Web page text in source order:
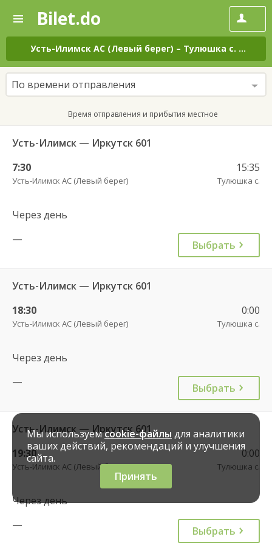
—
Поиск
и
покупка
билетов
на
автобус
онлайн
Bilet.do
Усть-Илимск АС (Левый берег) – Тулюшка с. на
По времени отправления
Время отправления и прибытия местное
Усть-Илимск — Иркутск 601
7:30
Усть-Илимск АС (Левый берег)
15:35
Тулюшка с.
Через день
—
Выбрать
Усть-Илимск — Иркутск 601
18:30
Усть-Илимск АС (Левый берег)
0:00
Тулюшка с.
Через день
—
Выбрать
Усть-Илимск — Иркутск 601
19:30
Усть-Илимск АС (Левый берег)
0:00
Тулюшка с.
Через день
—
Выбрать
Мы используемcookie-файлы для аналитики
ваших действий, рекомендаций и улучшения
сайта.
Принять